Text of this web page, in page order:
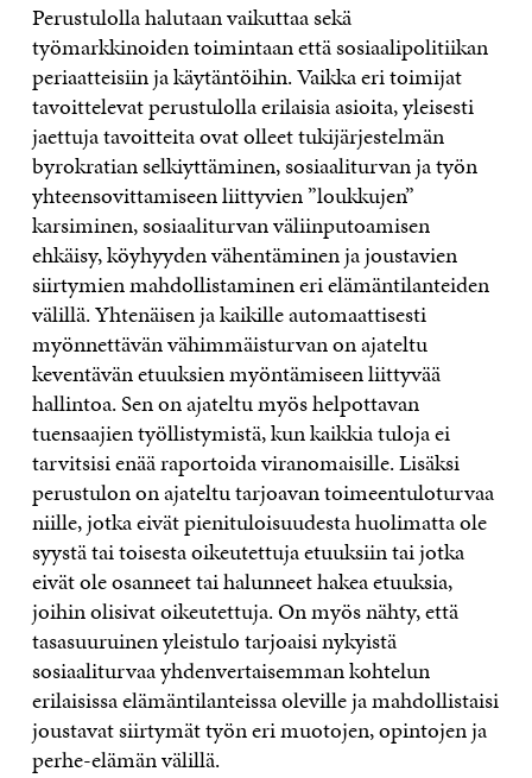
Perustulolla halutaan vaikuttaa sekä
työmarkkinoiden toimintaan että sosiaalipolitiikan
periaatteisiin ja käytäntöihin. Vaikka eri toimijat
tavoittelevat perustulolla erilaisia asioita, yleisesti
jaettuja tavoitteita ovat olleet tukijärjestelmän
byrokratian selkiyttäminen, sosiaaliturvan ja työn
yhteensovittamiseen liittyvien ”loukkujen”
karsiminen, sosiaaliturvan väliinputoamisen
ehkäisy, köyhyyden vähentäminen ja joustavien
siirtymien mahdollistaminen eri elämäntilanteiden
välillä. Yhtenäisen ja kaikille automaattisesti
myönnettävän vähimmäisturvan on ajateltu
keventävän etuuksien myöntämiseen liittyvää
hallintoa. Sen on ajateltu myös helpottavan
tuensaajien työllistymistä, kun kaikkia tuloja ei
tarvitsisi enää raportoida viranomaisille. Lisäksi
perustulon on ajateltu tarjoavan toimeentuloturvaa
niille, jotka eivät pienituloisuudesta huolimatta ole
syystä tai toisesta oikeutettuja etuuksiin tai jotka
eivät ole osanneet tai halunneet hakea etuuksia,
joihin olisivat oikeutettuja. On myös nähty, että
tasasuuruinen yleistulo tarjoaisi nykyistä
sosiaaliturvaa yhdenvertaisemman kohtelun
erilaisissa elämäntilanteissa oleville ja mahdollistaisi
joustavat siirtymät työn eri muotojen, opintojen ja
perhe-elämän välillä.